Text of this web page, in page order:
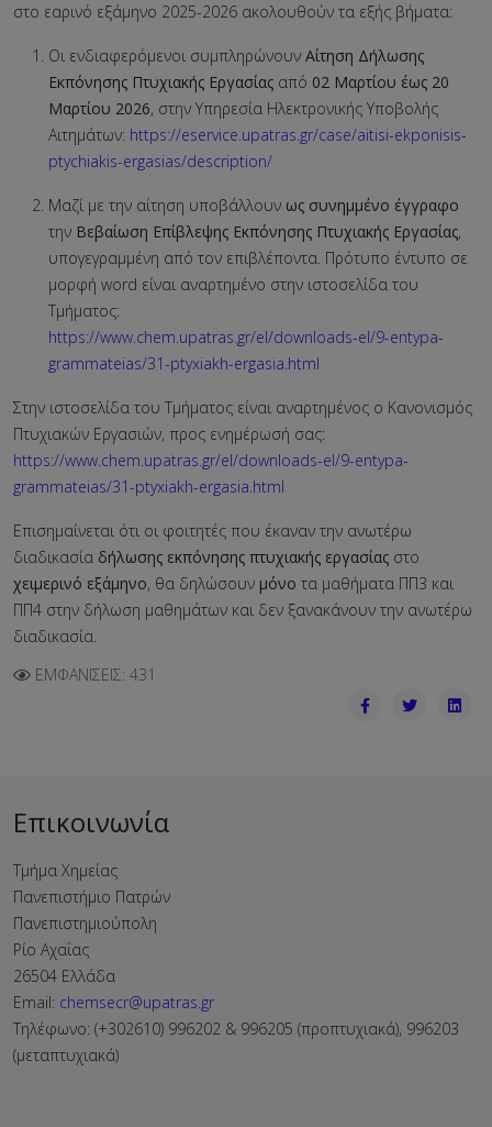
στο εαρινό εξάμηνο 2025-2026 ακολουθούν τα εξής βήματα:
Οι ενδιαφερόμενοι συμπληρώνουν Αίτηση Δήλωσης
Εκπόνησης Πτυχιακής Εργασίας από 02 Μαρτίου έως 20
Μαρτίου 2026, στην Υπηρεσία Ηλεκτρονικής Υποβολής
Αιτημάτων: https://eservice.upatras.gr/case/aitisi-ekponisis-
ptychiakis-ergasias/description/
Μαζί με την αίτηση υποβάλλουν ως συνημμένο έγγραφο
την Βεβαίωση Επίβλεψης Εκπόνησης Πτυχιακής Εργασίας,
υπογεγραμμένη από τον επιβλέποντα. Πρότυπο έντυπο σε
μορφή word είναι αναρτημένο στην ιστοσελίδα του
Τμήματος:
https://www.chem.upatras.gr/el/downloads-el/9-entypa-
grammateias/31-ptyxiakh-ergasia.html
Στην ιστοσελίδα του Τμήματος είναι αναρτημένος ο Κανονισμός
Πτυχιακών Εργασιών, προς ενημέρωσή σας:
https://www.chem.upatras.gr/el/downloads-el/9-entypa-
grammateias/31-ptyxiakh-ergasia.html
Επισημαίνεται ότι οι φοιτητές που έκαναν την ανωτέρω
διαδικασία δήλωσης εκπόνησης πτυχιακής εργασίας στο
χειμερινό εξάμηνο, θα δηλώσουν μόνο τα μαθήματα ΠΠ3 και
ΠΠ4 στην δήλωση μαθημάτων και δεν ξανακάνουν την ανωτέρω
διαδικασία.
ΕΜΦΑΝΊΣΕΙΣ: 431
Επικοινωνία
Τμήμα Χημείας
Πανεπιστήμιο Πατρών
Πανεπιστημιούπολη
Ρίο Αχαΐας
26504 Ελλάδα
Email: chemsecr@upatras.gr
Τηλέφωνο: (+302610) 996202 & 996205 (προπτυχιακά), 996203
(μεταπτυχιακά)